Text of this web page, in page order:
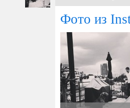
Фото из